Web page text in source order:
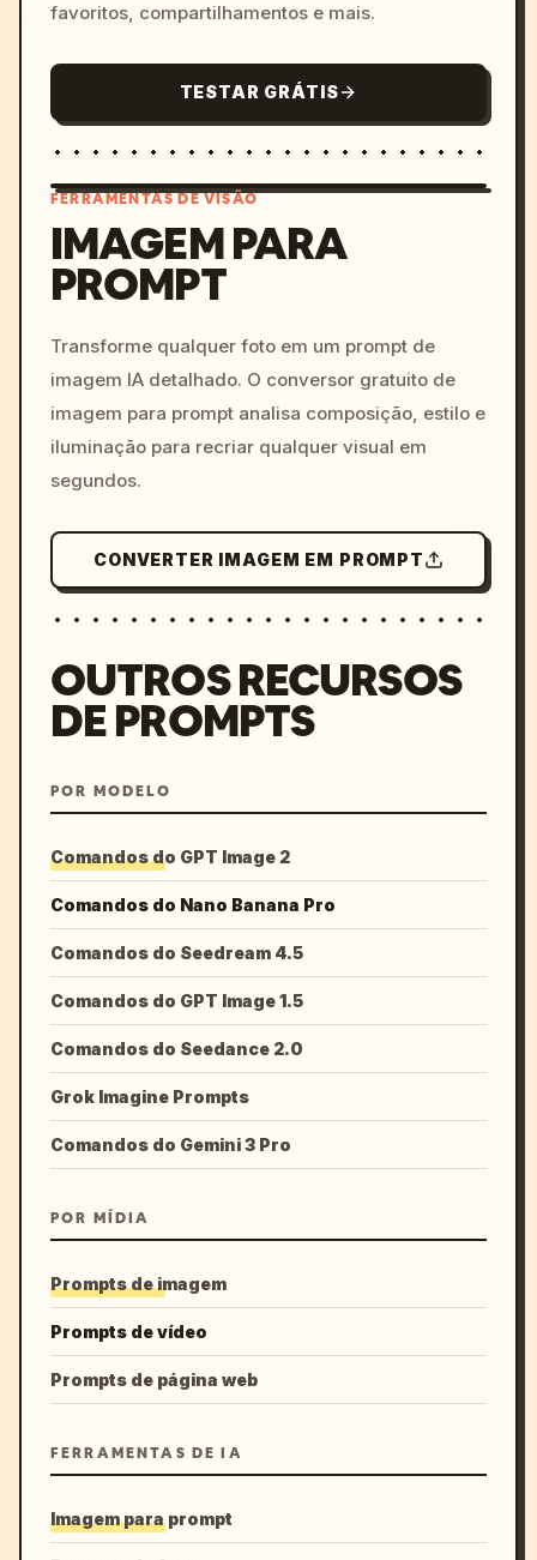
favoritos, compartilhamentos e mais.
TESTAR GRÁTIS
colors, 8k --v 6.0
FERRAMENTAS DE VISÃO
IMAGEM PARA
PROMPT
Transforme qualquer foto em um prompt de
imagem IA detalhado. O conversor gratuito de
imagem para prompt analisa composição, estilo e
iluminação para recriar qualquer visual em
segundos.
CONVERTER IMAGEM EM PROMPT
OUTROS RECURSOS
DE PROMPTS
POR MODELO
Comandos do GPT Image 2
Comandos do Nano Banana Pro
Comandos do Seedream 4.5
Comandos do GPT Image 1.5
Comandos do Seedance 2.0
Grok Imagine Prompts
Comandos do Gemini 3 Pro
POR MÍDIA
Prompts de imagem
Prompts de vídeo
Prompts de página web
FERRAMENTAS DE IA
Imagem para prompt